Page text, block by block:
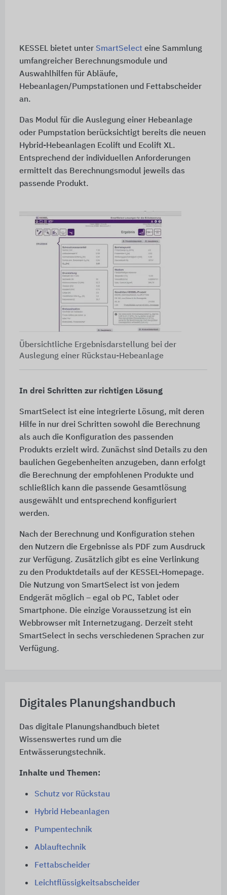
KESSEL bietet unter SmartSelecteine Sammlung
umfangreicher Berechnungsmodule und
Auswahlhilfen für Abläufe,
Hebeanlagen/Pumpstationen und Fettabscheider
an.
Das Modul für die Auslegung einer Hebeanlage
oder Pumpstation berücksichtigt bereits die neuen
Hybrid-Hebeanlagen Ecolift und Ecolift XL.
Entsprechend der individuellen Anforderungen
ermittelt das Berechnungsmodul jeweils das
passende Produkt.
Übersichtliche Ergebnisdarstellung bei der
Auslegung einer Rückstau-Hebeanlage
In drei Schritten zur richtigen Lösung
SmartSelect ist eine integrierte Lösung, mit deren
Hilfe in nur drei Schritten sowohl die Berechnung
als auch die Konfiguration des passenden
Produkts erzielt wird. Zunächst sind Details zu den
baulichen Gegebenheiten anzugeben, dann erfolgt
die Berechnung der empfohlenen Produkte und
schließlich kann die passende Gesamtlösung
ausgewählt und entsprechend konfiguriert
werden.
Nach der Berechnung und Konfiguration stehen
den Nutzern die Ergebnisse als PDF zum Ausdruck
zur Verfügung. Zusätzlich gibt es eine Verlinkung
zu den Produktdetails auf der KESSEL-Homepage.
Die Nutzung von SmartSelect ist von jedem
Endgerät möglich – egal ob PC, Tablet oder
Smartphone. Die einzige Voraussetzung ist ein
Webbrowser mit Internetzugang. Derzeit steht
SmartSelect in sechs verschiedenen Sprachen zur
Verfügung.
Digitales Planungshandbuch
Das digitale Planungshandbuch bietet
Wissenswertes rund um die
Entwässerungstechnik.
Inhalte und Themen:
Schutz vor Rückstau
Hybrid Hebeanlagen
Pumpentechnik
Ablauftechnik
Fettabscheider
Leichtflüssigkeitsabscheider